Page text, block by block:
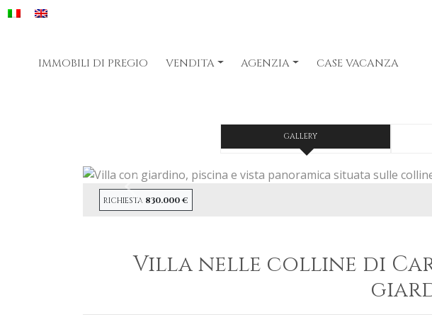
IMMOBILI DI PREGIO VENDITA AGENZIA CASE VACANZA
GALLERY
Precendete
RICHIESTA 830.000 €
Villa nelle colline di